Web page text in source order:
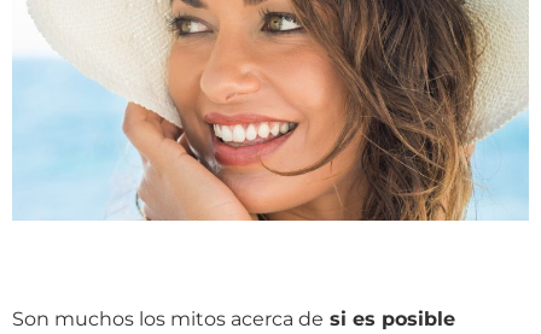
Son muchos los mitos acerca de si es posible